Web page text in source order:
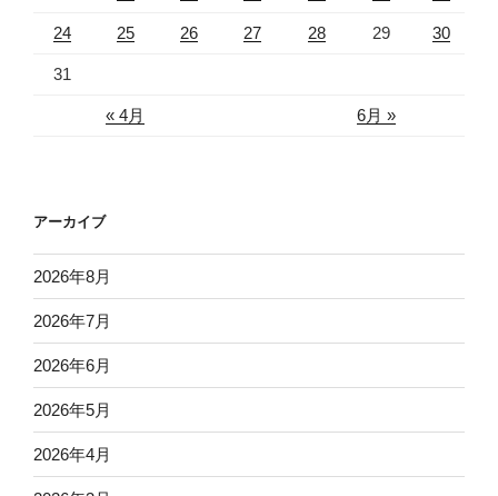
« 4月 6月 »
24 25 26 27 28 29 30
31
アーカイブ
2026年8月
2026年7月
2026年6月
2026年5月
2026年4月